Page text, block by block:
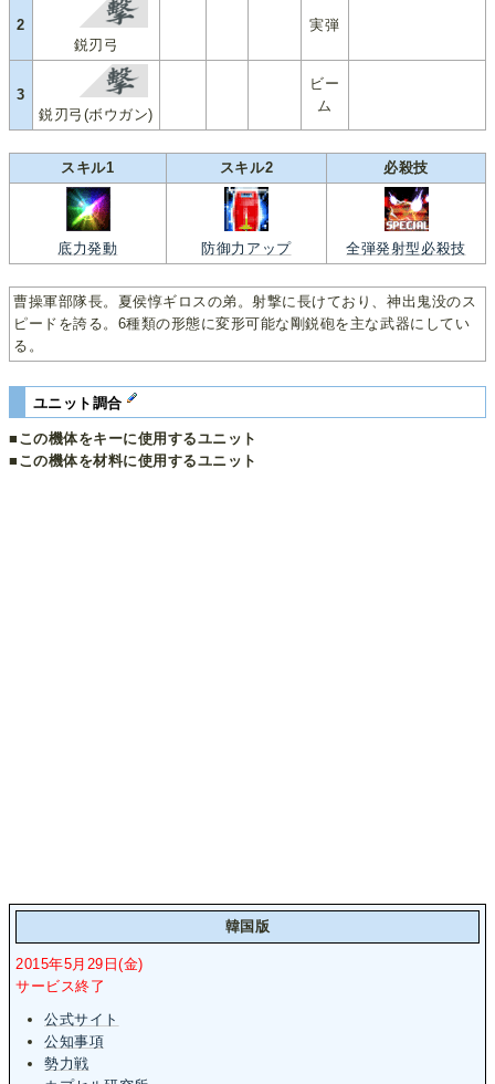
2
鋭刃弓
実弾
3
鋭刃弓(ボウガン)
ビー
ム
スキル1 スキル2 必殺技
底力発動 防御力アップ 全弾発射型必殺技
曹操軍部隊長。夏侯惇ギロスの弟。射撃に長けており、神出鬼没のス
ピードを誇る。6種類の形態に変形可能な剛鋭砲を主な武器にしてい
る。
ユニット調合
■この機体をキーに使用するユニット
■この機体を材料に使用するユニット
韓国版
2015年5月29日(金)
サービス終了
公式サイト
公知事項
勢力戦